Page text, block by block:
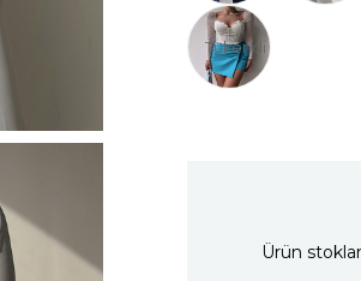
Tükendi
Ürün